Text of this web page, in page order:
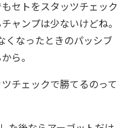
セトをスタッツチェック
ャンプは少ないけどね。
くなったときのパッシブ
ら。
チェックで勝てるのって